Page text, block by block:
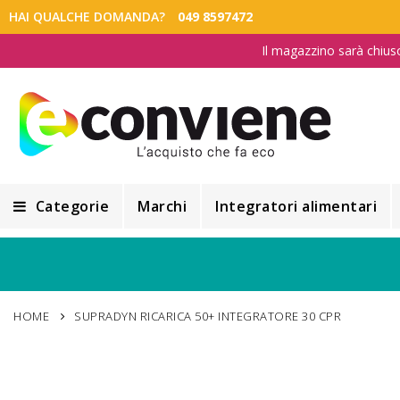
HAI QUALCHE DOMANDA? 049 8597472
Il magazzino sarà
Categorie
Alimentazione e Dietetica
Marchi Integratori alimentari
HOME SUPRADYN RICARICA 50+ INTEGRATORE 30 CPR